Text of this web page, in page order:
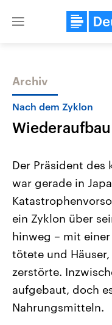
Close
Themen
Landtagswahl Sachsen-
2026
Alle Informationen
Sachsen-Anhalt wählt
September 2026 einen
Landtag. Seit 2021 wird
Bundesland von einer
Umfragen, Prognosen,
Wahlprogramme,
und Hintergründe zu
Sendungen
Archiv
Nach dem Zyklon
Der Präsident des
war gerade in
ein Zyklon über
hinweg – mit
tötete und
zerstörte.
aufgebaut, doch
Nahrungsmitteln.